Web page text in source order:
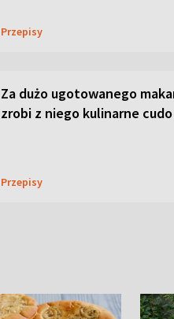
Przepisy
Za dużo ugotowanego
zrobi z niego kulinarne cudo
Przepisy